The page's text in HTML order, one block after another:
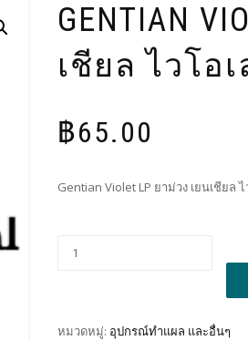
GENTIAN
เชียล ไวโอ
฿65.00
Gentian Violet LP ยาม่วง เยนเชียล ไ
หมวดหมู่: อุปกรณ์ทำแผล และอื่นๆ